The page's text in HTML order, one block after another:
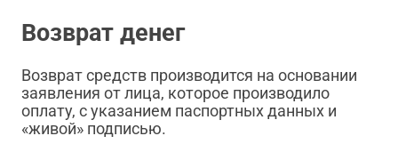
Возврат денег
Возврат средств производится на основании
заявления от лица, которое производило
оплату, с указанием паспортных данных и
«живой» подписью.